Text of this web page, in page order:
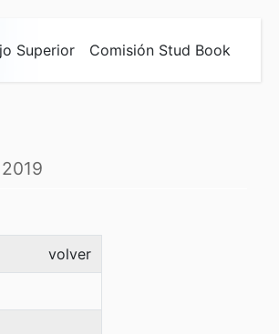
Superior Comisión Stud Book
volver